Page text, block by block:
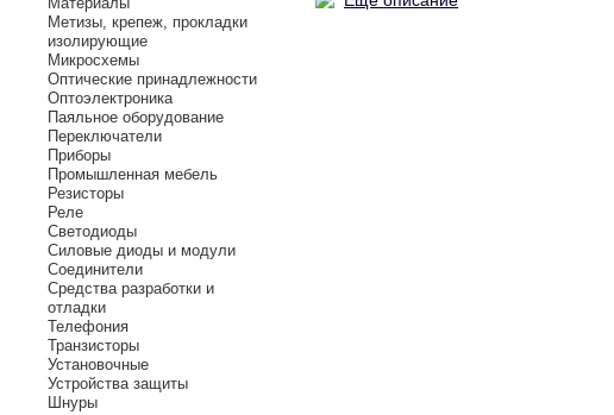
Метизы, крепеж, прокладки
изолирующие
Микросхемы
Оптические принадлежности
Оптоэлектроника
Паяльное оборудование
Переключатели
Приборы
Промышленная мебель
Резисторы
Реле
Светодиоды
Силовые диоды и модули
Соединители
Средства разработки и
отладки
Телефония
Транзисторы
Установочные
Устройства защиты
Шнуры